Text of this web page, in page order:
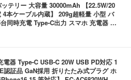
テリー 大容量 30000mAh 【22.5W/20
4本ケーブル内蔵】 209g超軽量 小型 バ
同時充電 Type-C出力 スマホ 充電器 LC
停電対策 アウトドア/旅行/出張/防災/緊
各種他対応 機内持込可 (高級白い)
電器 Type-C USB-C 20W USB PD対応 1
認証品 GaN採用 折りたたみ式プラグ ホ